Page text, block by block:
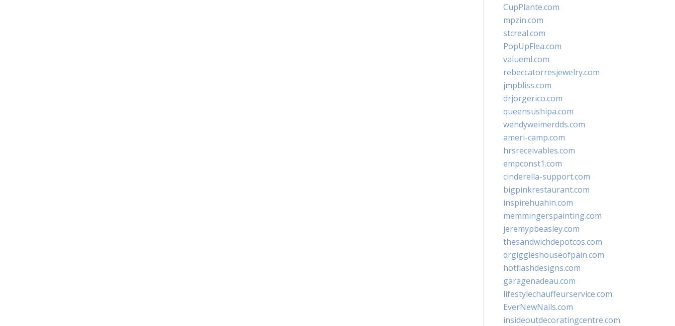
CupPlante.com
mpzin.com
stcreal.com
PopUpFlea.com
valueml.com
rebeccatorresjewelry.com
jmpbliss.com
drjorgerico.com
queensushipa.com
wendyweimerdds.com
ameri-camp.com
hrsreceivables.com
empconst1.com
cinderella-support.com
bigpinkrestaurant.com
inspirehuahin.com
memmingerspainting.com
jeremypbeasley.com
thesandwichdepotcos.com
drgiggleshouseofpain.com
hotflashdesigns.com
garagenadeau.com
lifestylechauffeurservice.com
EverNewNails.com
insideoutdecoratingcentre.com